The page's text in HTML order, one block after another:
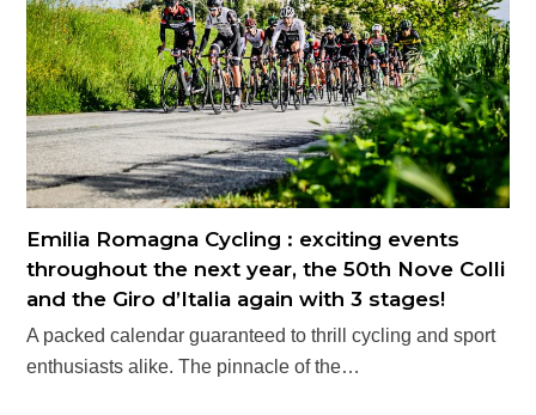
Emilia Romagna Cycling : exciting events
throughout the next year, the 50th Nove Colli
and the Giro d’Italia again with 3 stages!
A packed calendar guaranteed to thrill cycling and sport
enthusiasts alike. The pinnacle of the…